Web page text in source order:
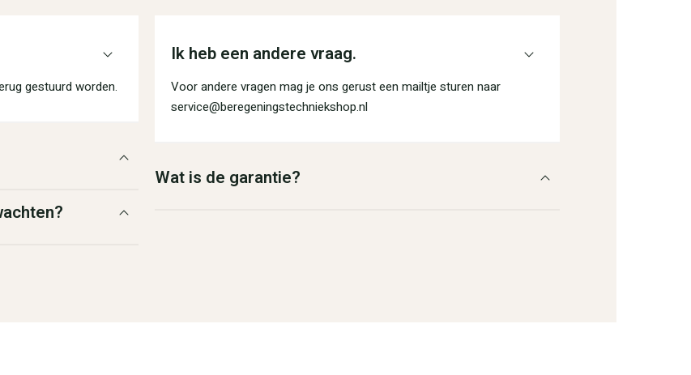
gestuurd worden.
Ik heb een andere vraag.
Voor andere vragen mag je ons gerust een mailtje sturen naar
service@beregeningstechniekshop.nl
Wat is de garantie?